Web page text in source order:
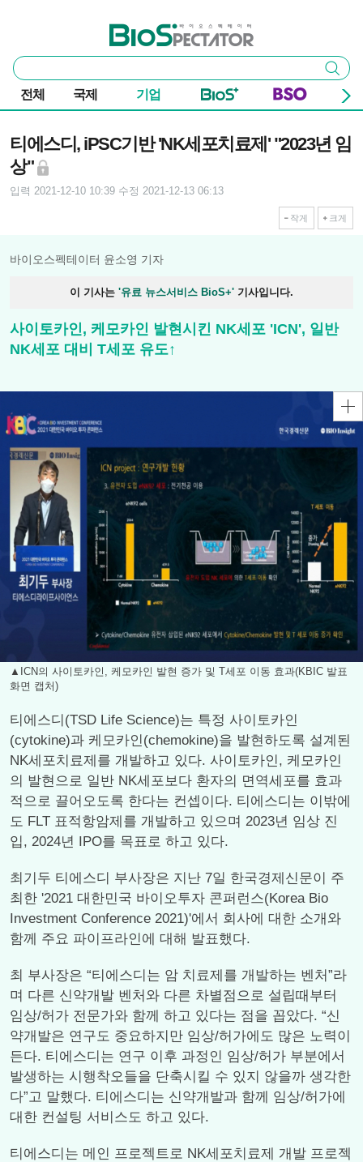
바이오스펙테이터
통
합
검
색
검색
전체 국제 기업
티에스디, iPSC기반 'NK세포치료제' "2023년 임
상"
입력 2021-12-10 10:39 수정 2021-12-13 06:13
작게 크게
바이오스펙테이터 윤소영 기자
이 기사는 '유료 뉴스서비스 BioS+' 기사입니다.
사이토카인, 케모카인 발현시킨 NK세포 'ICN', 일반
NK세포 대비 T세포 유도↑
▲ICN의 사이토카인, 케모카인 발현 증가 및 T세포 이동 효과(KBIC 발표
화면 캡처)
티에스디(TSD Life Science)는 특정 사이토카인
(cytokine)과 케모카인(chemokine)을 발현하도록 설계된
NK세포치료제를 개발하고 있다. 사이토카인, 케모카인
의 발현으로 일반 NK세포보다 환자의 면역세포를 효과
적으로 끌어오도록 한다는 컨셉이다. 티에스디는 이밖에
도 FLT 표적항암제를 개발하고 있으며 2023년 임상 진
입, 2024년 IPO를 목표로 하고 있다.
최기두 티에스디 부사장은 지난 7일 한국경제신문이 주
최한 '2021 대한민국 바이오투자 콘퍼런스(Korea Bio
Investment Conference 2021)'에서 회사에 대한 소개와
함께 주요 파이프라인에 대해 발표했다.
최 부사장은 “티에스디는 암 치료제를 개발하는 벤처”라
며 다른 신약개발 벤처와 다른 차별점으로 설립때부터
임상/허가 전문가와 함께 하고 있다는 점을 꼽았다. “신
약개발은 연구도 중요하지만 임상/허가에도 많은 노력이
든다. 티에스디는 연구 이후 과정인 임상/허가 부분에서
발생하는 시행착오들을 단축시킬 수 있지 않을까 생각한
다”고 말했다. 티에스디는 신약개발과 함께 임상/허가에
대한 컨설팅 서비스도 하고 있다.
티에스디는 메인 프로젝트로 NK세포치료제 개발 프로젝